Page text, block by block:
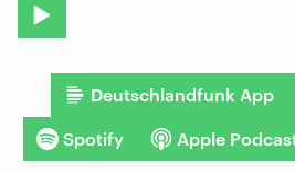
Deutschlandfunk App
Spotify Apple